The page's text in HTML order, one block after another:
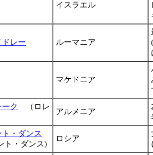
イスラエル
レー ルーマニア
マケドニア
ク
（ロレ
アルメニア
・ダンス
ト・ダンス)
ロシア